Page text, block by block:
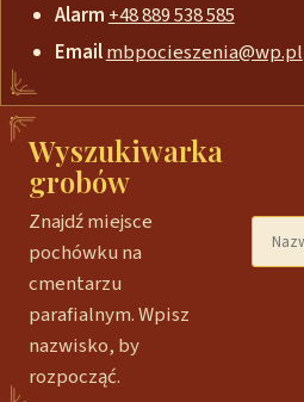
Alarm+48 889 538 585
Emailmbpocieszenia@wp.pl
Wyszukiwarka
grobów
Znajdź miejsce
pochówku na
cmentarzu
parafialnym. Wpisz
nazwisko, by
rozpocząć.